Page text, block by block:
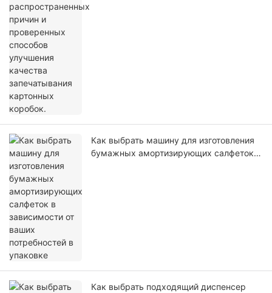
Как выбрать машину для изготовления
бумажных амортизирующих салфеток в
Как выбрать подходящий диспенсер